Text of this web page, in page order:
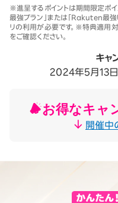
※進呈するポイントは期間限定ポ
最強プラン」または「Rakuten最
リの利用が必要です。※特典適用
をご確認ください。
キャ
2024年5月13日
お得なキャ
開催中
※1 同一名義で累計5回線以上
線につき3,500円（税込3,850
天モバイルがサービスを本格
たすべての回線（解約済みの